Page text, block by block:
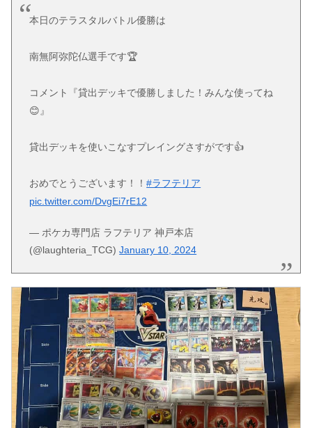
本日のテラスタルバトル優勝は
南無阿弥陀仏選手です🏆
コメント『貸出デッキで優勝しました！みんな使ってね
😊』
貸出デッキを使いこなすプレイングさすがです👍
おめでとうございます！！#ラフテリア
pic.twitter.com/DvgEi7rE12
— ポケカ専門店 ラフテリア 神戸本店
(@laughteria_TCG)January 10, 2024